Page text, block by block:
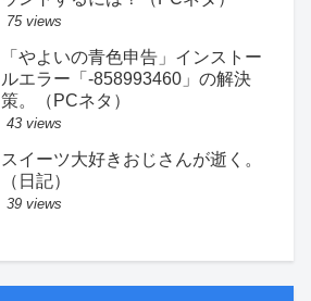
75 views
「やよいの青色申告」インストー
ルエラー「-858993460」の解決
策。（PCネタ）
43 views
スイーツ大好きおじさんが逝く。
（日記）
39 views